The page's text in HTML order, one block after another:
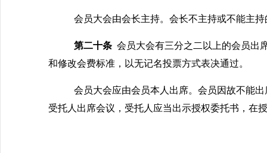
会员大会由会长主持。会长不主持或不能主
第二十条 会员大会有三分之二以上的会员出
和修改会费标准，以无记名投票方式表决通过。
会员大会应由会员本人出席。会员因故不能
受托人出席会议，受托人应当出示授权委托书，在